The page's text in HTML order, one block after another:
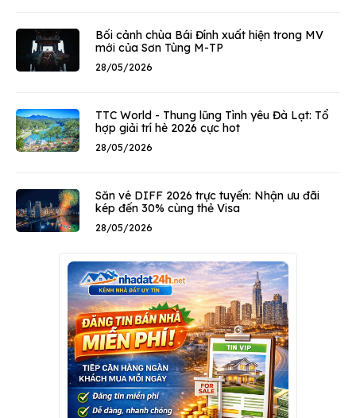
Bối cảnh chùa Bái Đính xuất hiện trong MV
mới của Sơn Tùng M-TP
28/05/2026
TTC World - Thung lũng Tình yêu Đà Lạt: Tổ
hợp giải trí hè 2026 cực hot
28/05/2026
Săn vé DIFF 2026 trực tuyến: Nhận ưu đãi
kép đến 30% cùng thẻ Visa
28/05/2026